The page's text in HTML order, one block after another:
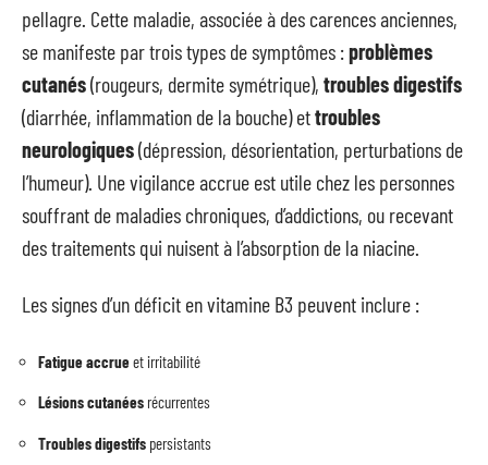
pellagre. Cette maladie, associée à des carences anciennes,
se manifeste par trois types de symptômes :problèmes
cutanés(rougeurs, dermite symétrique), troubles digestifs
(diarrhée, inflammation de la bouche) ettroubles
neurologiques(dépression, désorientation, perturbations de
l’humeur). Une vigilance accrue est utile chez les personnes
souffrant de maladies chroniques, d’addictions, ou recevant
des traitements qui nuisent à l’absorption de la niacine.
Les signes d’un déficit en vitamine B3 peuvent inclure :
Fatigue accrueet irritabilité
Lésions cutanées récurrentes
Troubles digestifs persistants